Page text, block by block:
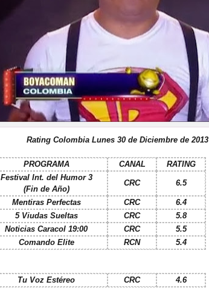
Rating Colombia Lunes 30 de Diciembre de 2013
PROGRAMA CANAL RATING
Festival Int. del Humor 3
(Fin de Año)
CRC 6.5
Mentiras Perfectas CRC
6.4
5 Viudas Sueltas CRC
5.8
Noticias Caracol 19:00 CRC
5.5
Comando Elite RCN 5.4
Tu Voz Estéreo CRC 4.6